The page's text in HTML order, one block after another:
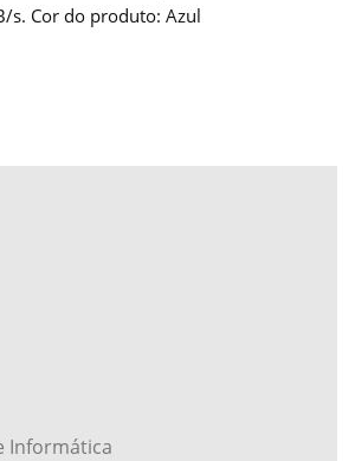
s. Cor do produto: Azul
Informática